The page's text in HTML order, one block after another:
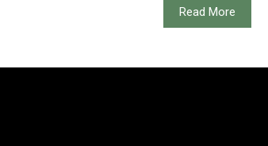
Read More